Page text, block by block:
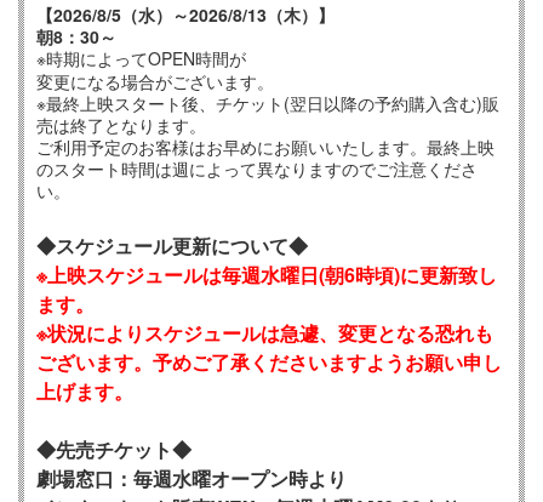
【2026/8/5（水）～2026/8/13（木）】
朝8：30～
※時期によってOPEN時間が
変更になる場合がございます。
※最終上映スタート後、チケット(翌日以降の予約購入含む)販
売は終了となります。
ご利用予定のお客様はお早めにお願いいたします。最終上映
のスタート時間は週によって異なりますのでご注意くださ
い。
◆スケジュール更新について◆
※上映スケジュールは毎週水曜日(朝6時頃)に更新致し
ます。
※状況によりスケジュールは急遽、変更となる恐れも
ございます。予めご了承くださいますようお願い申し
上げます。
◆先売チケット◆
劇場窓口：毎週水曜オープン時より